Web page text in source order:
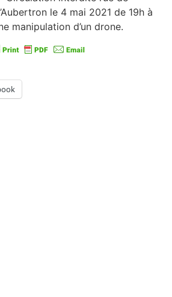
le 4 mai 2021 de 19h à
manipulation d’un drone.